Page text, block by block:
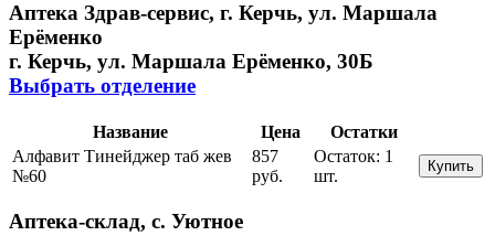
Аптека Здрав-сервис, г. Керчь, ул. Маршала
Ерёменко
г. Керчь, ул. Маршала Ерёменко, 30Б
Выбрать отделение
Название Цена
Остатки
Алфавит Тинейджер таб жев
№60
857
руб.
Остаток: 1
шт.
Купить
Аптека-склад, с. Уютное